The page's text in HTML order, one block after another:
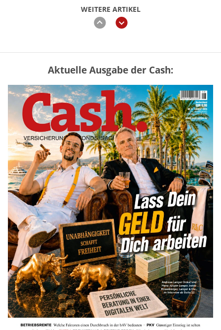
WEITERE ARTIKEL
zurückweiter
WEITERE ARTIKEL
zurückweiter
Mütterrente III Tabelle: So viel Renten-
Nachzahlung ist pro Kind möglich
mehr
„Jung kauft Alt“ 2026: Neue Förderung im
Überblick – Tabelle mit Kreditbeträgen
und Einkommensgrenzen
mehr
Bitcoin im Wartemodus: Fed und CLARITY
Act geben die Richtung vor
mehr
Aktuelle Ausgabe der Cash: